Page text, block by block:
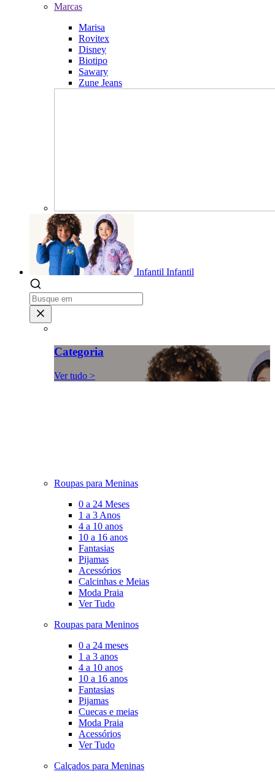
Marcas
Marisa
Rovitex
Disney
Biotipo
Sawary
Zune Jeans
Infantil Infantil
Categoria
Ver tudo >
Roupas para Meninas
0 a 24 Meses
1 a 3 Anos
4 a 10 anos
10 a 16 anos
Fantasias
Pijamas
Acessórios
Calcinhas e Meias
Moda Praia
Ver Tudo
Roupas para Meninos
0 a 24 meses
1 a 3 anos
4 a 10 anos
10 a 16 anos
Fantasias
Pijamas
Cuecas e meias
Moda Praia
Acessórios
Ver Tudo
Calçados para Meninas